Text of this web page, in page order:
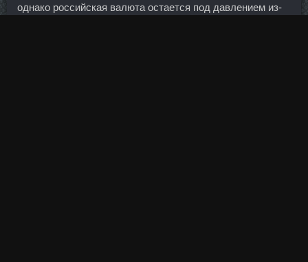
однако российская валюта остается под давлением из-